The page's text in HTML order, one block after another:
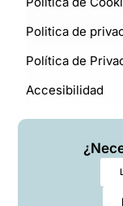
Politica de
Política de
Accesibilidad